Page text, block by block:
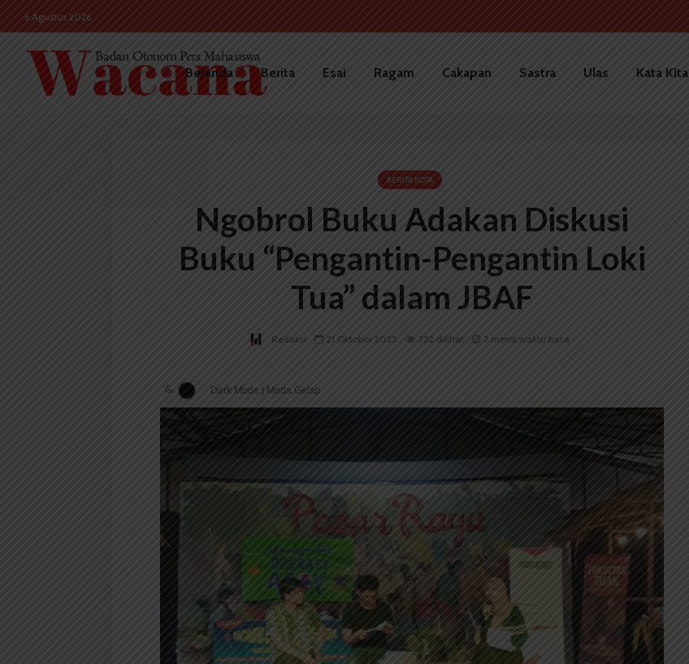
6 Agustus 2026
Beranda Berita Esai Ragam Cakapan Sastra Ulas Kata Kita
BERITA KOTA
Ngobrol Buku Adakan Diskusi
Buku “Pengantin-Pengantin Loki
Tua” dalam JBAF
Redaksi 21 Oktober 2025 252 dilihat 2 menit waktu baca
Dark Mode | Moda Gelap